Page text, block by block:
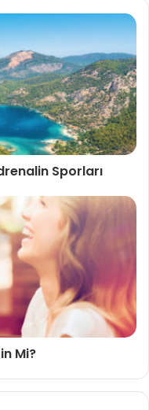
Sporları
Mi?